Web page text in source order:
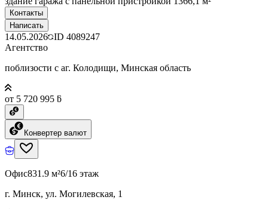
Контакты
Написать
14.05.2026 ID 4089247
Агентство
поблизости с аг. Колодищи, Минская область
от 5 720 995 ƃ
Конвертер валют
Офис831.9 м²6/16 этаж
г. Минск, ул. Могилевская, 1